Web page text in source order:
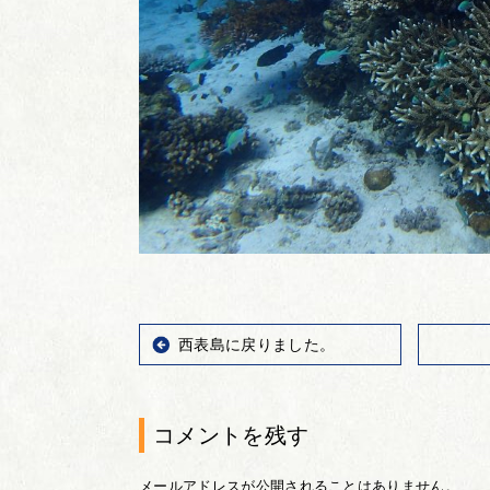
西表島に戻りました。
コメントを残す
メールアドレスが公開されることはありません。